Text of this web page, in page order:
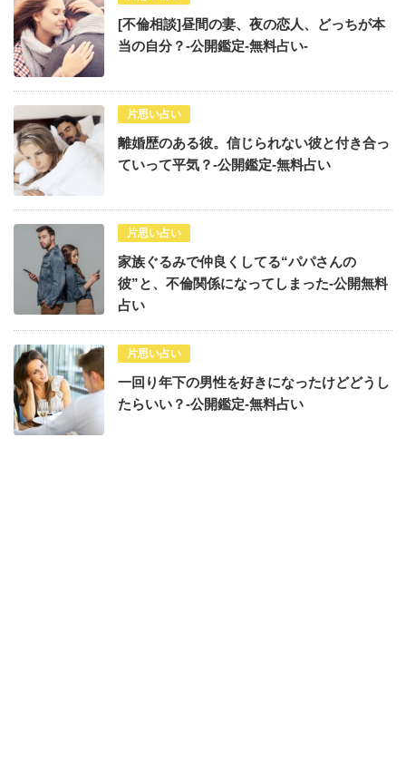
[不倫相談]昼間の妻、夜の恋人、どっちが本
当の自分？-公開鑑定-無料占い-
片思い占い
離婚歴のある彼。信じられない彼と付き合っ
ていって平気？-公開鑑定-無料占い
片思い占い
家族ぐるみで仲良くしてる“パパさんの
彼”と、不倫関係になってしまった-公開無料
占い
片思い占い
一回り年下の男性を好きになったけどどうし
たらいい？-公開鑑定-無料占い